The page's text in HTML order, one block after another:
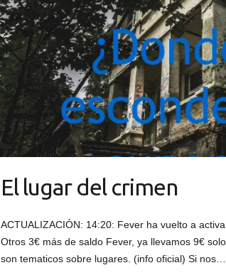
El lugar del crimen
ACTUALIZACIÓN: 14:20: Fever ha vuelto a
Otros 3€ más de saldo Fever, ya llevamos 9€
son tematicos sobre lugares. (info oficial) Si nos…